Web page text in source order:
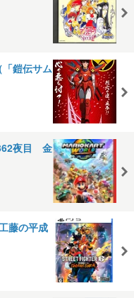
鎧伝サム
夜目 金
藤の平成